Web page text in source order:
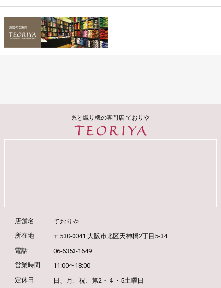
糸と織り機の専門店 ておりや
店舗名
ておりや
所在地
〒530-0041 大阪市北区天神橋2丁目5-34
電話
06-6353-1649
営業時間
11:00〜18:00
定休日
日、月、祝、第2・４・5土曜日